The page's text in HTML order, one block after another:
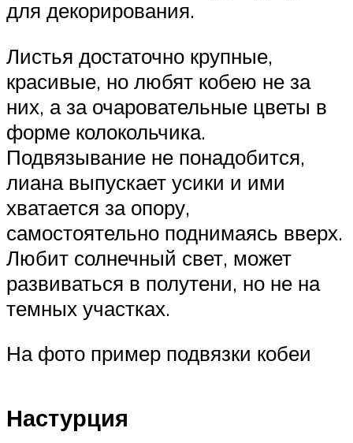
для декорирования.
Листья достаточно крупные,
красивые, но любят кобею не за
них, а за очаровательные цветы в
форме колокольчика.
Подвязывание не понадобится,
лиана выпускает усики и ими
хватается за опору,
самостоятельно поднимаясь вверх.
Любит солнечный свет, может
развиваться в полутени, но не на
темных участках.
На фото пример подвязки кобеи
Настурция